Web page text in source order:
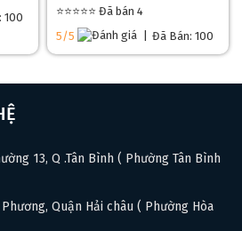
100
⭐⭐⭐⭐⭐ Đã bán 4
5/5
Đã Bán: 100
13, Q .Tân Bình ( Phường Tân Bình
Quận Hải châu ( Phường Hòa